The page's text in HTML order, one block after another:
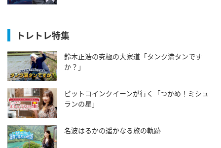
トレトレ特集
鈴木正浩の究極の大家道「タンク満タンです
か？」
ビットコインクイーンが行く「つかめ！ミシュ
ランの星」
名波はるかの遥かなる旅の軌跡